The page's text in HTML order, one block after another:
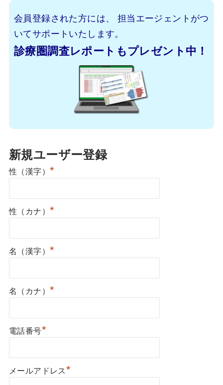
会員登録された方には、
担当エージェントがつ
いてサポートいたします。
診療圏調査レポートもプレゼント中！
新規ユーザー登録
性（漢字） *
性（カナ） *
名（漢字） *
名（カナ） *
電話番号*
メールアドレス*